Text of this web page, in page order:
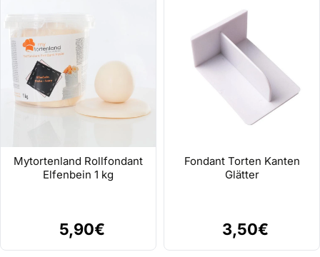
Mytortenland Rollfondant
Elfenbein 1 kg
5,90€
Fondant Torten Kanten
Glätter
3,50€